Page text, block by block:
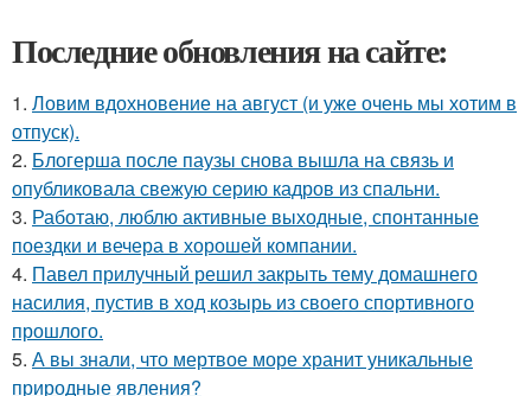
Последние обновления на сайте:
1. Ловим вдохновение на август (и уже очень мы хотим в
отпуск).
2. Блогерша после паузы снова вышла на связь и
опубликовала свежую серию кадров из спальни.
3. Работаю, люблю активные выходные, спонтанные
поездки и вечера в хорошей компании.
4. Павел прилучный решил закрыть тему домашнего
насилия, пустив в ход козырь из своего спортивного
прошлого.
5. А вы знали, что мертвое море хранит уникальные
природные явления?